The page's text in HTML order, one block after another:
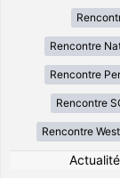
Rencontre
Rencontre
Rencontre
Rencontre